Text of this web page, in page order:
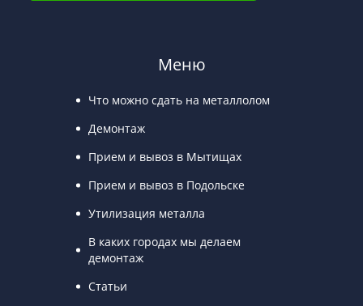
Меню
Что можно сдать на металлолом
Демонтаж
Прием и вывоз в Мытищах
Прием и вывоз в Подольске
Утилизация металла
В каких городах мы делаем
демонтаж
Статьи